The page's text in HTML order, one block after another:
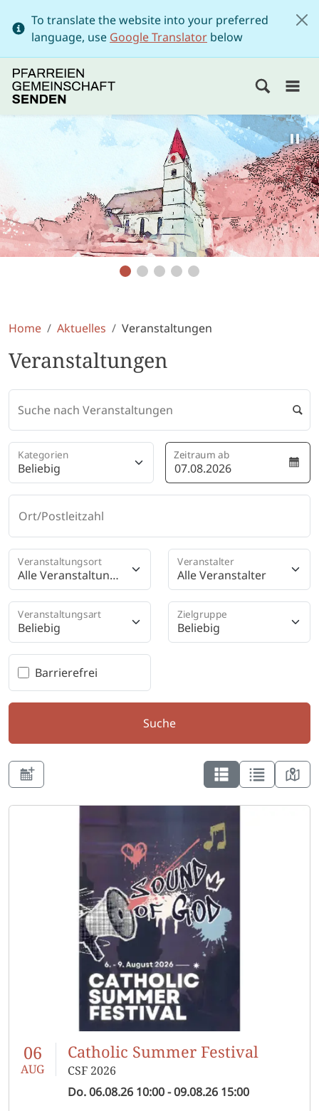
To translate the website into your preferred
language, use Google Translator below
Home Aktuelles Veranstaltungen
Veranstaltungen
Suche nach Veranstaltungen
Beliebig
Kategorien Zeitraum ab
Suche
Ort/Postleitzahl
Alle Veranstaltungs
orte
Veranstaltungsort
Alle Veranstalter
Veranstalter
Beliebig
Veranstaltungsart
Beliebig
Zielgruppe
Barrierefrei
06
AUG
Catholic Summer Festival
CSF 2026
Do.06.08.26 10:00-09.08.26 15:00